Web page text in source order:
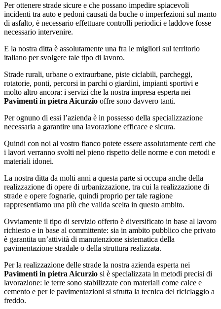
Per ottenere strade sicure e che possano impedire spiacevoli
incidenti tra auto e pedoni causati da buche o imperfezioni sul manto
di asfalto, è necessario effettuare controlli periodici e laddove fosse
necessario intervenire.
E la nostra ditta è assolutamente una fra le migliori sul territorio
italiano per svolgere tale tipo di lavoro.
Strade rurali, urbane o extraurbane, piste ciclabili, parcheggi,
rotatorie, ponti, percorsi in parchi o giardini, impianti sportivi e
molto altro ancora: i servizi che la nostra impresa esperta nei
Pavimenti in pietra Aicurzio offre sono davvero tanti.
Per ognuno di essi l’azienda è in possesso della specializzazione
necessaria a garantire una lavorazione efficace e sicura.
Quindi con noi al vostro fianco potete essere assolutamente certi che
i lavori verranno svolti nel pieno rispetto delle norme e con metodi e
materiali idonei.
La nostra ditta da molti anni a questa parte si occupa anche della
realizzazione di opere di urbanizzazione, tra cui la realizzazione di
strade e opere fognarie, quindi proprio per tale ragione
rappresentiamo una più che valida scelta in questo ambito.
Ovviamente il tipo di servizio offerto è diversificato in base al lavoro
richiesto e in base al committente: sia in ambito pubblico che privato
è garantita un’attività di manutenzione sistematica della
pavimentazione stradale o della struttura realizzata.
Per la realizzazione delle strade la nostra azienda esperta nei
Pavimenti in pietra Aicurzio si è specializzata in metodi precisi di
lavorazione: le terre sono stabilizzate con materiali come calce e
cemento e per le pavimentazioni si sfrutta la tecnica del riciclaggio a
freddo.